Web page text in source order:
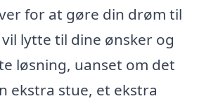
for at gøre din drøm til
lytte til dine ønsker og
løsning, uanset om det
ekstra stue, et ekstra